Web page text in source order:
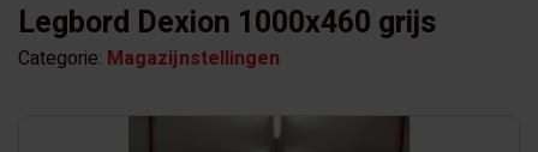
Legbord Dexion 1000x460 grijs
Categorie: Magazijnstellingen